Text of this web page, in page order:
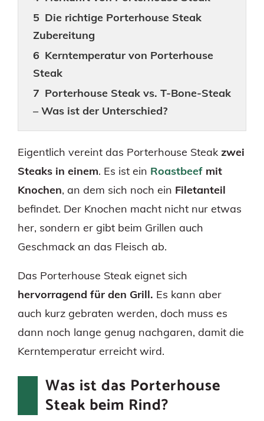
Die richtige Porterhouse Steak
Zubereitung
Kerntemperatur von Porterhouse
Steak
Porterhouse Steak vs. T-Bone-Steak
– Was ist der Unterschied?
Eigentlich vereint das Porterhouse Steak zwei
Steaks in einem. Es ist ein Roastbeef mit
Knochen, an dem sich noch ein Filetanteil
befindet. Der Knochen macht nicht nur etwas
her, sondern er gibt beim Grillen auch
Geschmack an das Fleisch ab.
Das Porterhouse Steak eignet sich
hervorragend für den Grill. Es kann aber
auch kurz gebraten werden, doch muss es
dann noch lange genug nachgaren, damit die
Kerntemperatur erreicht wird.
Was ist das Porterhouse
Steak beim Rind?